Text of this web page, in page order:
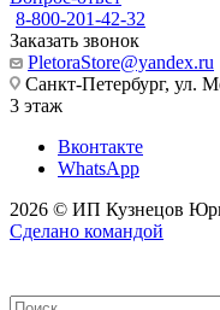
8-800-201-42-32
Заказать звонок
PletoraStore@yandex.ru
Санкт-Петербург, ул.
3 этаж
Вконтакте
WhatsApp
2026 © ИП Кузнецов
Сделано командой